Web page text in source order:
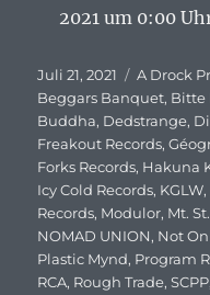
2021 um 0:00
Veröffentlicht
am
Juli 21, 2021 A Drock
Beggars Banquet, Bitte
Buddha, Dedstrange,
Freakout Records,
Forks Records, Hakuna
Icy Cold Records, KGLW,
Records, Modulor, Mt.
NOMAD UNION, Not
Plastic Mynd, Program
RCA, Rough Trade,SCPP